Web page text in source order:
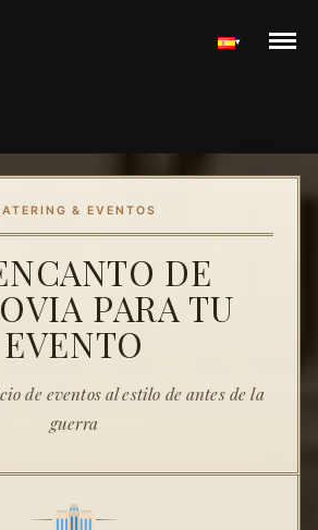
▾
& EVENTOS
DE
PARA TU
EVENTO
de eventos al estilo de antes de la
guerra